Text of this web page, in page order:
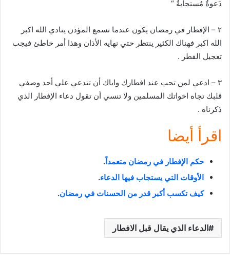
دَعوةٌ مُستجابةٌ “
٢ – الإفطار في رمضان يكون عندما تسمع المؤذن ينادي الله اكبر
الله اكبر فهناك الكثير ينتظر حتي نهايه الأذان وهذا أمر خاطئ فيجب
تعجيل الفطر .
٣ – ادعي لمن تحب عند افطارك واياك أن تتدعي علي أحد وصفي
قلبك تجاه اخواتك المسلمين ولا تنسي أن تقول دعاء الإفطار الذي
ذكرناه .
اقرأ أيضا
حكم الإفطار في رمضان متعمداً.
الأوقات التي يستجاب فيها الدعاء.
كيف تكسب أكبر قدر من الحسنات في رمضان.
الدعاء الذي يقال قبل الافطار